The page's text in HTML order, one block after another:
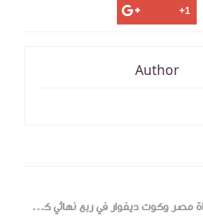
Author
مشاهدة مباراة مصر وكوت ديفوار في ربع نهائي كأس الأمم الأفريقية علي كورة 9090